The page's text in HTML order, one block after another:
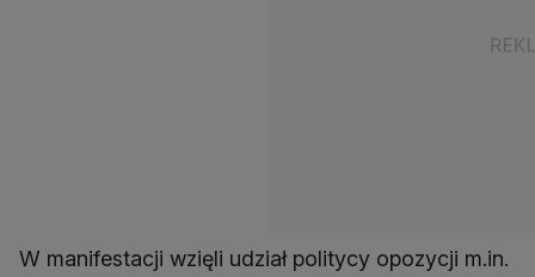
W manifestacji wzięli udział politycy opozycji m.in.